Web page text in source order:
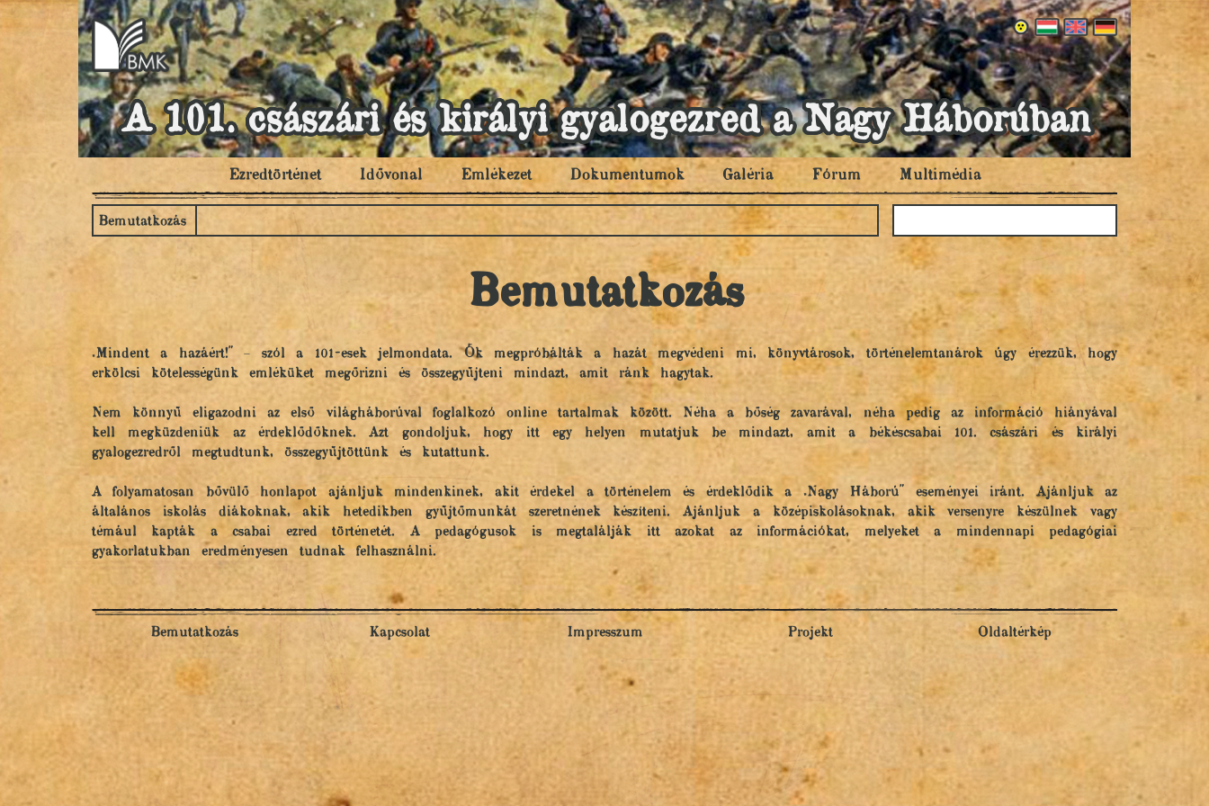
A 101. császári és királyi gyalogezred a Nagy Háborúban
Ezredtörténet Idővonal Emlékezet Dokumentumok Galéria Fórum Multimédia
Bemutatkozás
Bemutatkozás
„Mindent a hazáért!" – szól a 101-esek jelmondata. Ők megpróbálták a hazát megvédeni mi, könyvtárosok, történelemtanárok úgy érezzük, hogy
erkölcsi kötelességünk emléküket megőrizni és összegyűjteni mindazt, amit ránk hagytak.
Nem könnyű eligazodni az első világháborúval foglalkozó online tartalmak között. Néha a bőség zavarával, néha pedig az információ hiányával
kell megküzdeniük az érdeklődőknek. Azt gondoljuk, hogy itt egy helyen mutatjuk be mindazt, amit a békéscsabai 101. császári és királyi
gyalogezredről megtudtunk, összegyűjtöttünk és kutattunk.
A folyamatosan bővülő honlapot ajánljuk mindenkinek, akit érdekel a történelem és érdeklődik a „Nagy Háború" eseményei iránt. Ajánljuk az
általános iskolás diákoknak, akik hetedikben gyűjtőmunkát szeretnének készíteni. Ajánljuk a középiskolásoknak, akik versenyre készülnek vagy
témául kapták a csabai ezred történetét. A pedagógusok is megtalálják itt azokat az információkat, melyeket a mindennapi pedagógiai
gyakorlatukban eredményesen tudnak felhasználni.
Bemutatkozás Kapcsolat Impresszum Projekt Oldaltérkép